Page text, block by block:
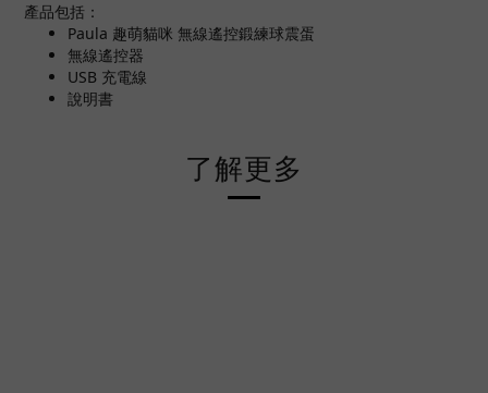
產品包括：
Paula 趣萌貓咪 無線遙控鍛練球震蛋
無線遙控器
USB 充電線
說明書
了解更多